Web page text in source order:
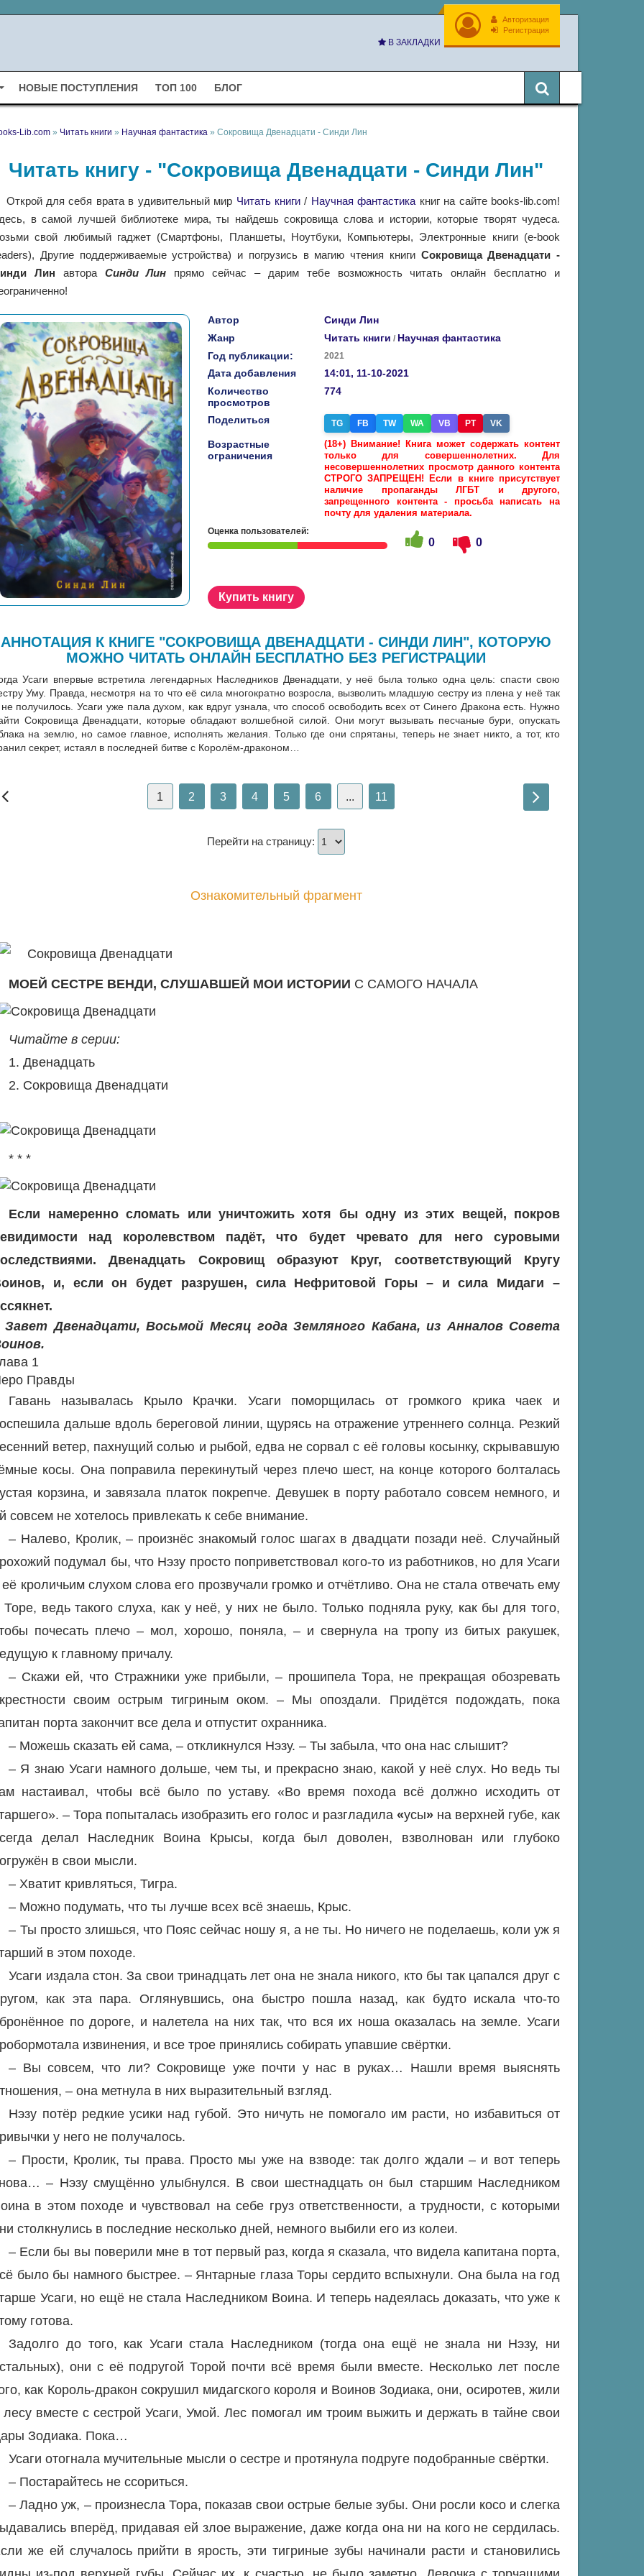
Авторизация
Регистрация
В ЗАКЛАДКИ
НОВЫЕ ПОСТУПЛЕНИЯ ТОП 100 БЛОГ
Lib.com » Читать книги » Научная фантастика » Сокровища Двенадцати - Синди Лин
Читать книгу - "Сокровища Двенадцати - Синди Лин"
Открой для себя врата в удивительный мир Читать книги/ Научная фантастика книг на сайте books-lib.com!
в самой лучшей библиотеке мира, ты найдешь сокровища слова и истории, которые творят чудеса.
свой любимый гаджет (Смартфоны, Планшеты, Ноутбуки, Компьютеры, Электронные книги (e-book
Другие поддерживаемые устройства) и погрузись в магию чтения книги Сокровища Двенадцати -
Лин автора Синди Лин прямо сейчас – дарим тебе возможность читать онлайн бесплатно и
Автор
Синди Лин
Жанр
Читать книги / Научная фантастика
Год публикации:
2021
Дата добавления
14:01, 11-10-2021
Количество
просмотров
774
Поделиться TG FB TW WA VB PT VK
Возрастные
ограничения
(18+) Внимание! Книга может содержать контент
только для совершеннолетних. Для
несовершеннолетних просмотр данного контента
СТРОГО ЗАПРЕЩЕН! Если в книге присутствует
наличие пропаганды ЛГБТ и другого,
запрещенного контента - просьба написать на
почту для удаления материала.
Оценка пользователей:
0 0
Купить книгу
АННОТАЦИЯ К КНИГЕ "СОКРОВИЩА ДВЕНАДЦАТИ - СИНДИ ЛИН", КОТОРУЮ
МОЖНО ЧИТАТЬ ОНЛАЙН БЕСПЛАТНО БЕЗ РЕГИСТРАЦИИ
Усаги впервые встретила легендарных Наследников Двенадцати, у неё была только одна цель: спасти свою
Уму. Правда, несмотря на то что её сила многократно возросла, вызволить младшую сестру из плена у неё так
получилось. Усаги уже пала духом, как вдруг узнала, что способ освободить всех от Синего Дракона есть. Нужно
Сокровища Двенадцати, которые обладают волшебной силой. Они могут вызывать песчаные бури, опускать
на землю, но самое главное, исполнять желания. Только где они спрятаны, теперь не знает никто, а тот, кто
секрет, истаял в последней битве с Королём-драконом…
1 2 3 4 5 6 ... 11
Перейти на страницу:
Ознакомительный фрагмент
МОЕЙ СЕСТРЕ ВЕНДИ, СЛУШАВШЕЙ МОИ ИСТОРИИ С САМОГО НАЧАЛА
Читайте в серии:
1. Двенадцать
2. Сокровища Двенадцати
* * *
Если намеренно сломать или уничтожить хотя бы одну из этих вещей, покров
над королевством падёт, что будет чревато для него суровыми
Двенадцать Сокровищ образуют Круг, соответствующий Кругу
и, если он будет разрушен, сила Нефритовой Горы – и сила Мидаги –
Завет Двенадцати, Восьмой Месяц года Земляного Кабана, из Анналов Совета
1
Правды
Гавань называлась Крыло Крачки. Усаги поморщилась от громкого крика чаек и
дальше вдоль береговой линии, щурясь на отражение утреннего солнца. Резкий
ветер, пахнущий солью и рыбой, едва не сорвал с её головы косынку, скрывавшую
косы. Она поправила перекинутый через плечо шест, на конце которого болталась
корзина, и завязала платок покрепче. Девушек в порту работало совсем немного, и
совсем не хотелось привлекать к себе внимание.
– Налево, Кролик, – произнёс знакомый голос шагах в двадцати позади неё. Случайный
подумал бы, что Нэзу просто поприветствовал кого-то из работников, но для Усаги
её кроличьим слухом слова его прозвучали громко и отчётливо. Она не стала отвечать ему
Торе, ведь такого слуха, как у неё, у них не было. Только подняла руку, как бы для того,
почесать плечо – мол, хорошо, поняла, – и свернула на тропу из битых ракушек,
к главному причалу.
– Скажи ей, что Стражники уже прибыли, – прошипела Тора, не прекращая обозревать
своим острым тигриным оком. – Мы опоздали. Придётся подождать, пока
порта закончит все дела и отпустит охранника.
– Можешь сказать ей сама, – откликнулся Нэзу. – Ты забыла, что она нас слышит?
– Я знаю Усаги намного дольше, чем ты, и прекрасно знаю, какой у неё слух. Но ведь ты
настаивал, чтобы всё было по уставу. «Во время похода всё должно исходить от
– Тора попыталась изобразить его голос и разгладила «усы» на верхней губе, как
делал Наследник Воина Крысы, когда был доволен, взволнован или глубоко
в свои мысли.
– Хватит кривляться, Тигра.
– Можно подумать, что ты лучше всех всё знаешь, Крыс.
– Ты просто злишься, что Пояс сейчас ношу я, а не ты. Но ничего не поделаешь, коли уж я
в этом походе.
Усаги издала стон. За свои тринадцать лет она не знала никого, кто бы так цапался друг с
как эта пара. Оглянувшись, она быстро пошла назад, как будто искала что-то
по дороге, и налетела на них так, что вся их ноша оказалась на земле. Усаги
извинения, и все трое принялись собирать упавшие свёртки.
– Вы совсем, что ли? Сокровище уже почти у нас в руках… Нашли время выяснять
– она метнула в них выразительный взгляд.
Нэзу потёр редкие усики над губой. Это ничуть не помогало им расти, но избавиться от
у него не получалось.
– Прости, Кролик, ты права. Просто мы уже на взводе: так долго ждали – и вот теперь
– Нэзу смущённо улыбнулся. В свои шестнадцать он был старшим Наследником
в этом походе и чувствовал на себе груз ответственности, а трудности, с которыми
столкнулись в последние несколько дней, немного выбили его из колеи.
– Если бы вы поверили мне в тот первый раз, когда я сказала, что видела капитана порта,
было бы намного быстрее. – Янтарные глаза Торы сердито вспыхнули. Она была на год
Усаги, но ещё не стала Наследником Воина. И теперь надеялась доказать, что уже к
готова.
Задолго до того, как Усаги стала Наследником (тогда она ещё не знала ни Нэзу, ни
они с её подругой Торой почти всё время были вместе. Несколько лет после
как Король-дракон сокрушил мидагского короля и Воинов Зодиака, они, осиротев, жили
лесу вместе с сестрой Усаги, Умой. Лес помогал им троим выжить и держать в тайне свои
Зодиака. Пока…
Усаги отогнала мучительные мысли о сестре и протянула подруге подобранные свёртки.
– Постарайтесь не ссориться.
– Ладно уж, – произнесла Тора, показав свои острые белые зубы. Они росли косо и слегка
вперёд, придавая ей злое выражение, даже когда она ни на кого не сердилась.
же ей случалось прийти в ярость, эти тигриные зубы начинали расти и становились